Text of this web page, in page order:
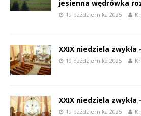
jesienna wędrówka
19 października 2025
XXIX niedziela zwykła
19 października 2025
XXIX niedziela zwykła
19 października 2025